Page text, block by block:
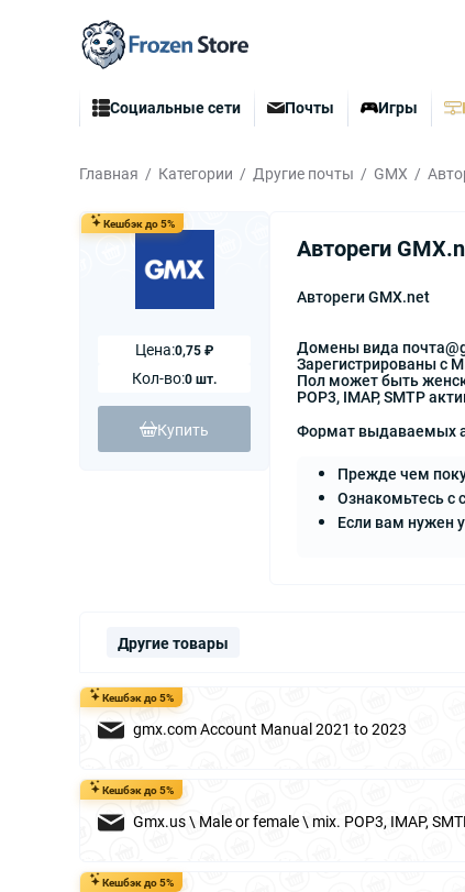
Социальные сети Почты Игры
Главная Категории Другие почты GMX
Кешбэк до 5%
Цена:0,75 ₽
Кол-во:0 шт.
Купить
Автореги
Автореги GMX.net
Домены вида
Зарегистрированы с
Пол может быть
POP3, IMAP, SMTP
Формат выдаваемых
Прежде чем
Ознакомьтесь с
Если вам нужен
Другие товары
Кешбэк до 5%
gmx.com Account Manual 2021 to 2023
Кешбэк до 5%
Gmx.us \ Male or female \ mix. POP3, IMAP,
Кешбэк до 5%